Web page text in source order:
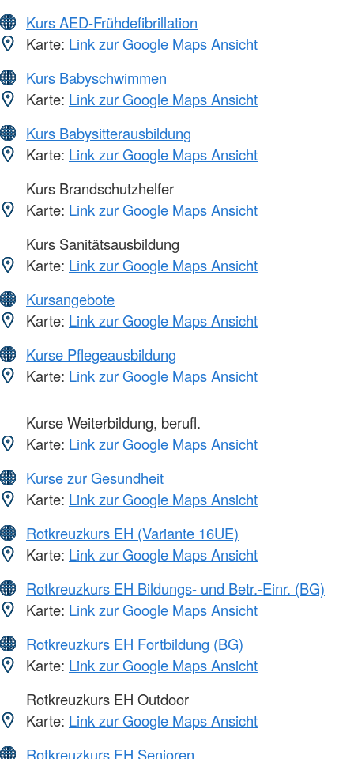
Kurs AED-Frühdefibrillation
Karte: Link zur Google Maps Ansicht
Kurs Babyschwimmen
Karte: Link zur Google Maps Ansicht
Kurs Babysitterausbildung
Karte: Link zur Google Maps Ansicht
Kurs Brandschutzhelfer
Karte: Link zur Google Maps Ansicht
Kurs Sanitätsausbildung
Karte: Link zur Google Maps Ansicht
Kursangebote
Karte: Link zur Google Maps Ansicht
Kurse Pflegeausbildung
Karte: Link zur Google Maps Ansicht
Kurse Weiterbildung, berufl.
Karte: Link zur Google Maps Ansicht
Kurse zur Gesundheit
Karte: Link zur Google Maps Ansicht
Rotkreuzkurs EH (Variante 16UE)
Karte: Link zur Google Maps Ansicht
Rotkreuzkurs EH Bildungs- und Betr.-Einr. (BG)
Karte: Link zur Google Maps Ansicht
Rotkreuzkurs EH Fortbildung (BG)
Karte: Link zur Google Maps Ansicht
Rotkreuzkurs EH Outdoor
Karte: Link zur Google Maps Ansicht
Rotkreuzkurs EH Senioren